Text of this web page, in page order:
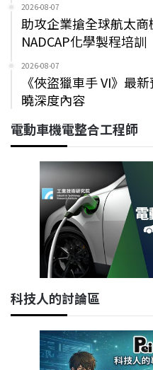
2026-08-07
助攻企業搶全球航太
NADCAP化學製程培訓
2026-08-07
《俠盜獵車手 VI》最
曉深度內容
電動車機電整合工程師
科技人的討論區